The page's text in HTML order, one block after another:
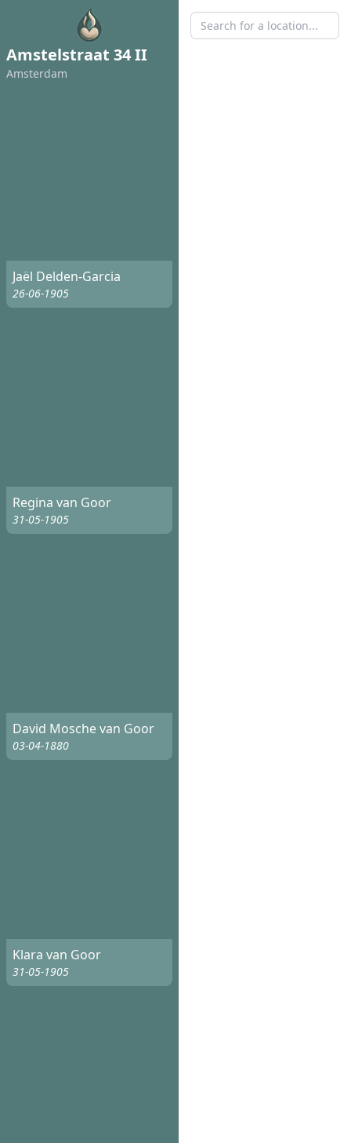
Amstelstraat 34 II
Amsterdam
Jaël Delden-Garcia
26-06-1905
Regina van Goor
31-05-1905
David Mosche van Goor
03-04-1880
Klara van Goor
31-05-1905